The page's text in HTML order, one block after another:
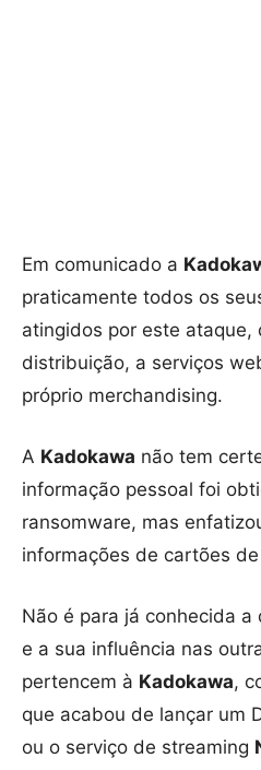
Em comunicado a
praticamente todos os
atingidos por este ataque,
distribuição, a serviços
próprio merchandising.
A Kadokawa não tem
informação pessoal foi
ransomware, mas
informações de cartões
Não é para já conhecida
e a sua influência nas
pertencem à Kadokawa,
que acabou de lançar um
ou o serviço de streaming